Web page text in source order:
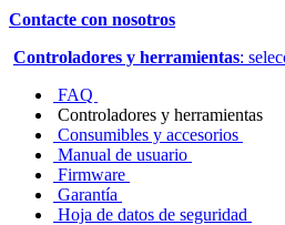
Contacte con nosotros
Controladores y herramientas:
FAQ
Controladores y herramientas
Consumibles y accesorios
Manual de usuario
Firmware
Garantía
Hoja de datos de seguridad